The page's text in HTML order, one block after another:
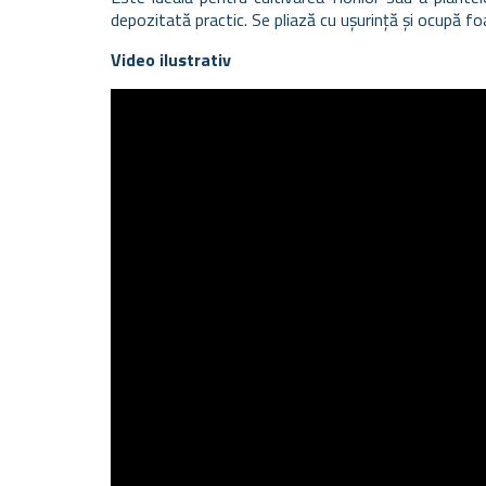
depozitată practic. Se pliază cu ușurință și ocupă
Video ilustrativ